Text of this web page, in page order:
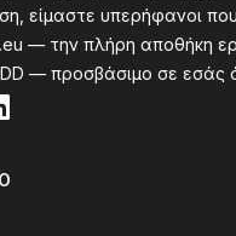
είμαστε υπερήφανοι
— την πλήρη αποθήκη
— προσβάσιμο σε εσάς